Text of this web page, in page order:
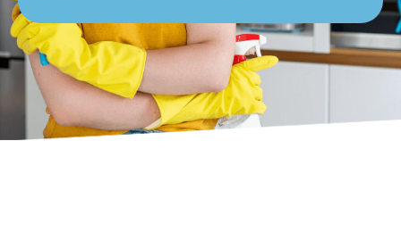
Ville*